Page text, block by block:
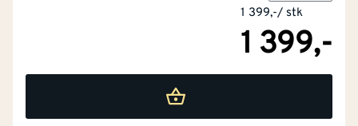
1 399,-/ stk
1 399,-